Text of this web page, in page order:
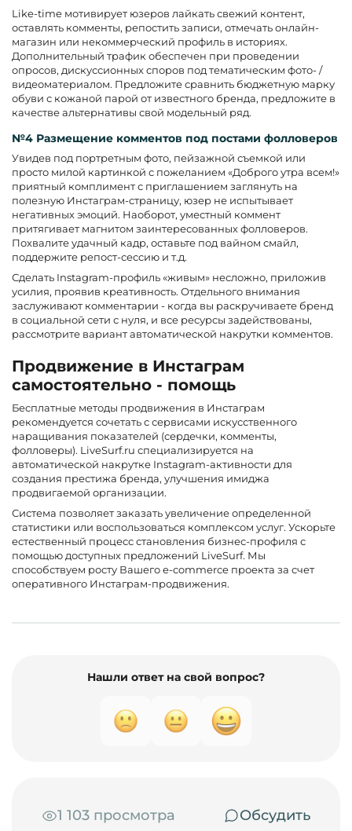
Like-time мотивирует юзеров лайкать свежий контент,
оставлять комменты, репостить записи, отмечать онлайн-
магазин или некоммерческий профиль в историях.
Дополнительный трафик обеспечен при проведении
опросов, дискуссионных споров под тематическим фото- /
видеоматериалом. Предложите сравнить бюджетную марку
обуви с кожаной парой от известного бренда, предложите в
качестве альтернативы свой модельный ряд.
№4 Размещение комментов под постами фолловеров
Увидев под портретным фото, пейзажной съемкой или
просто милой картинкой с пожеланием «Доброго утра всем!»
приятный комплимент с приглашением заглянуть на
полезную Инстаграм-страницу, юзер не испытывает
негативных эмоций. Наоборот, уместный коммент
притягивает магнитом заинтересованных фолловеров.
Похвалите удачный кадр, оставьте под вайном смайл,
поддержите репост-сессию и т.д.
Сделать Instagram-профиль «живым» несложно, приложив
усилия, проявив креативность. Отдельного внимания
заслуживают комментарии - когда вы раскручиваете бренд
в социальной сети с нуля, и все ресурсы задействованы,
рассмотрите вариант автоматической накрутки комментов.
Продвижение в Инстаграм
самостоятельно - помощь
Бесплатные методы продвижения в Инстаграм
рекомендуется сочетать с сервисами искусственного
наращивания показателей (сердечки, комменты,
фолловеры). LiveSurf.ru специализируется на
автоматической накрутке Instagram-активности для
создания престижа бренда, улучшения имиджа
продвигаемой организации.
Система позволяет заказать увеличение определенной
статистики или воспользоваться комплексом услуг. Ускорьте
естественный процесс становления бизнес-профиля с
помощью доступных предложений LiveSurf. Мы
способствуем росту Вашего e-commerce проекта за счет
оперативного Инстаграм-продвижения.
Нашли ответ на свой вопрос?
1 103 просмотра
Обсудить